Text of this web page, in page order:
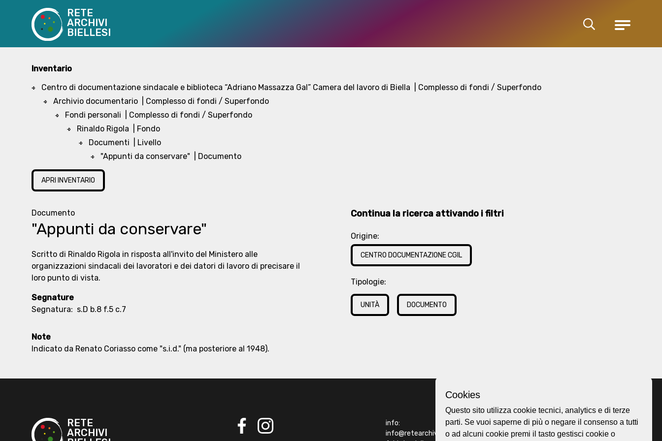
RETE
ARCHIVI
BIELLESI
Cerca Menu
Inventario
Centro di documentazione sindacale e biblioteca “Adriano Massazza Gal” Camera del lavoro di Biella
| Complesso di fondi / Superfondo
Archivio documentario
| Complesso di fondi / Superfondo
Fondi personali
| Complesso di fondi / Superfondo
Rinaldo Rigola
| Fondo
Documenti
| Livello
"Appunti da conservare"
| Documento
APRI INVENTARIO
Documento
"Appunti da conservare"
Scritto di Rinaldo Rigola in risposta all'invito del Ministero alle
organizzazioni sindacali dei lavoratori e dei datori di lavoro di precisare il
loro punto di vista.
Segnature
Segnatura: s.D b.8 f.5 c.7
Note
Indicato da Renato Coriasso come "s.i.d." (ma posteriore al 1948).
Continua la ricerca attivando i filtri
Origine:
CENTRO DOCUMENTAZIONE CGIL
Tipologie:
UNITÀ DOCUMENTO
RETE
ARCHIVI
info:
info@retearchivibiellesi.it
Home page
About
Cookies
Questo sito utilizza cookie tecnici, analytics e di terze
parti. Se vuoi saperne di più o negare il consenso a tutti
o ad alcuni cookie premi il tasto gestisci cookie o